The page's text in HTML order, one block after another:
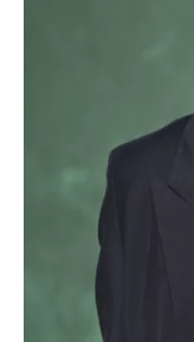
INFORMACE
REDAKCE